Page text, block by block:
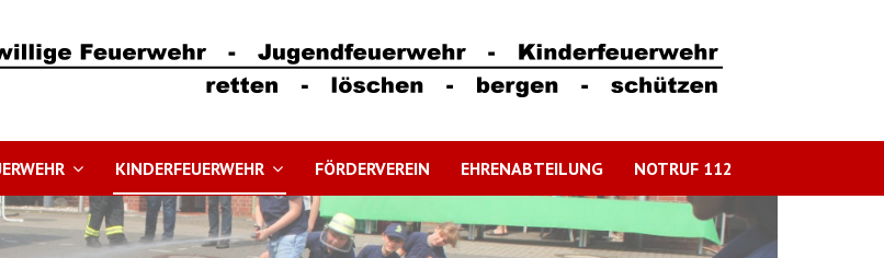
KINDERFEUERWEHR FÖRDERVEREIN EHRENABTEILUNG NOTRUF 112